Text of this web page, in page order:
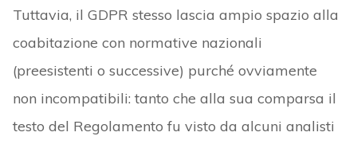
Tuttavia, il GDPR stesso lascia ampio spazio alla
coabitazione con normative nazionali
(preesistenti o successive) purché ovviamente
non incompatibili: tanto che alla sua comparsa il
testo del Regolamento fu visto da alcuni analisti